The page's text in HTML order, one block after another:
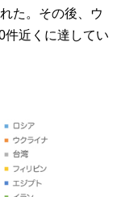
た。その後、ウ
件近くに達してい